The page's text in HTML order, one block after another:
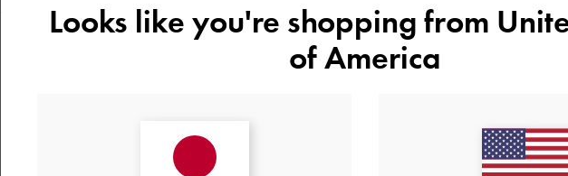
24cmがなかったので24. 5を買いましたが、自分の足に合わないのか、中敷入れて
自分の足に合えばめっちゃかわいいです。
Looks like you're shopping from
of America